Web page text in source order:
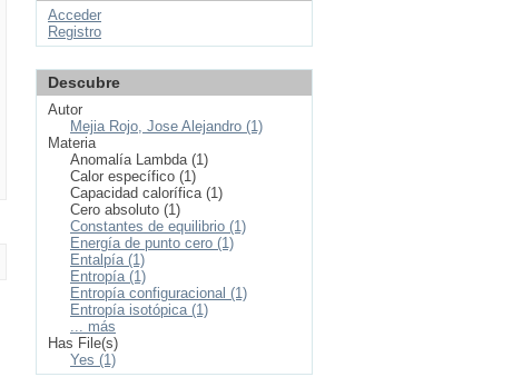
Acceder
Registro
Descubre
Autor
Mejia Rojo, Jose Alejandro (1)
Materia
Anomalía Lambda (1)
Calor específico (1)
Capacidad calorífica (1)
Cero absoluto (1)
Constantes de equilibrio (1)
Energía de punto cero (1)
Entalpía (1)
Entropía (1)
Entropía configuracional (1)
Entropía isotópica (1)
... más
Has File(s)
Yes (1)